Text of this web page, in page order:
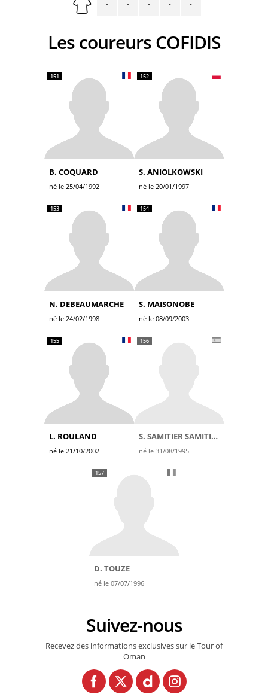
- - - - -
Les coureurs COFIDIS
151
B. COQUARD
né le 25/04/1992
152
S. ANIOLKOWSKI
né le 20/01/1997
153
N. DEBEAUMARCHE
né le 24/02/1998
154
S. MAISONOBE
né le 08/09/2003
155
L. ROULAND
né le 21/10/2002
156
S. SAMITIER SAMITIER
né le 31/08/1995
157
D. TOUZE
né le 07/07/1996
Suivez-nous
Recevez des informations exclusives sur le Tour of
Oman